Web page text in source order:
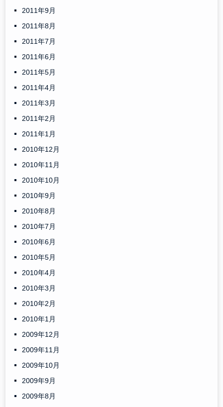
2011年9月
2011年8月
2011年7月
2011年6月
2011年5月
2011年4月
2011年3月
2011年2月
2011年1月
2010年12月
2010年11月
2010年10月
2010年9月
2010年8月
2010年7月
2010年6月
2010年5月
2010年4月
2010年3月
2010年2月
2010年1月
2009年12月
2009年11月
2009年10月
2009年9月
2009年8月